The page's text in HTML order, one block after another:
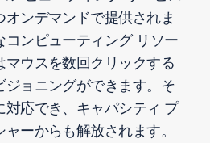
ンデマンドで提供されま
ンピューティング リソー
ウスを数回クリックする
ョニングができます。そ
応でき、キャパシティ プ
ーからも解放されます。